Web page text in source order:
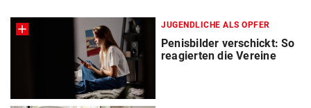
JUGENDLICHE ALS OPFER
Penisbilder verschickt: So
reagierten die Vereine